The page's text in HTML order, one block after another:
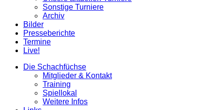
Sonstige Turniere
Archiv
Bilder
Presseberichte
Termine
Live!
Die Schachfüchse
Mitglieder & Kontakt
Training
Spiellokal
Weitere Infos